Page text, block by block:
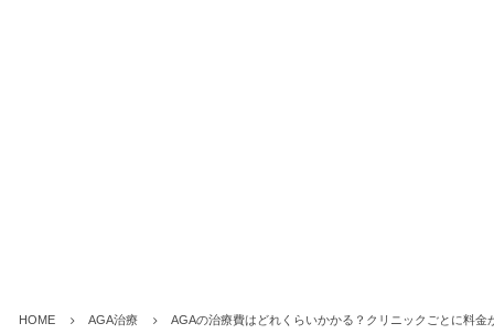
HOME AGA治療 AGAの治療費はどれくらいかかる？クリニックごとに料金